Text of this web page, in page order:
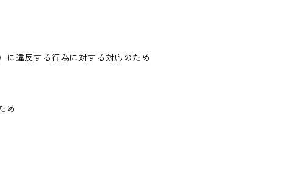
に違反する行為に対する対応のため
め